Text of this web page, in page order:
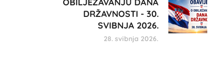
DRŽAVNOSTI - 30.
SVIBNJA 2026.
28. svibnja 2026.